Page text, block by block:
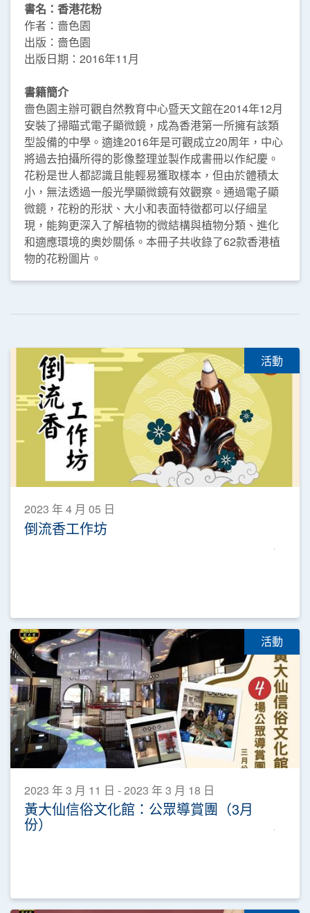
書名：香港花粉
作者：嗇色園
出版：嗇色園
出版日期：2016年11月
書籍簡介
嗇色園主辦可觀自然教育中心暨天文館在2014年12月
安裝了掃瞄式電子顯微鏡，成為香港第一所擁有該類
型設備的中學。適逢2016年是可觀成立20周年，中心
將過去拍攝所得的影像整理並製作成書冊以作紀慶。
花粉是世人都認識且能輕易獲取樣本，但由於體積太
小，無法透過一般光學顯微鏡有效觀察。通過電子顯
微鏡，花粉的形狀、大小和表面特徵都可以仔細呈
現，能夠更深入了解植物的微結構與植物分類、進化
和適應環境的奧妙關係。本冊子共收錄了62款香港植
物的花粉圖片。
活動
2023 年 4 月 05 日
倒流香工作坊
活動
2023 年 3 月 11 日 - 2023 年 3 月 18 日
黃大仙信俗文化館：公眾導賞團（3月
份）